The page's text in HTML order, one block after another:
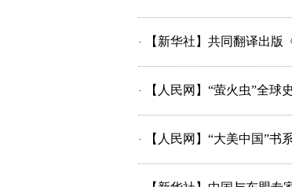
· 【新华社】共同翻译出版
· 【人民网】“萤火虫”全球
· 【人民网】“大美中国”书